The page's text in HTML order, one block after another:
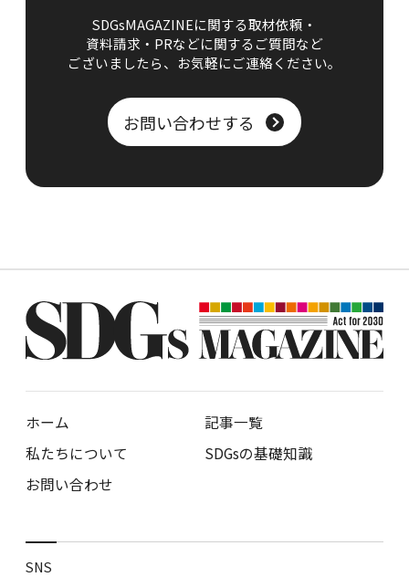
SDGsMAGAZINEに関する取材依頼・
資料請求・PRなどに関するご質問など
ございましたら、 お気軽にご連絡ください。
お問い合わせする
ホーム
記事一覧
私たちについて
SDGsの基礎知識
お問い合わせ
SNS